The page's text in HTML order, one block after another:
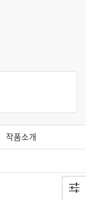
작품소개